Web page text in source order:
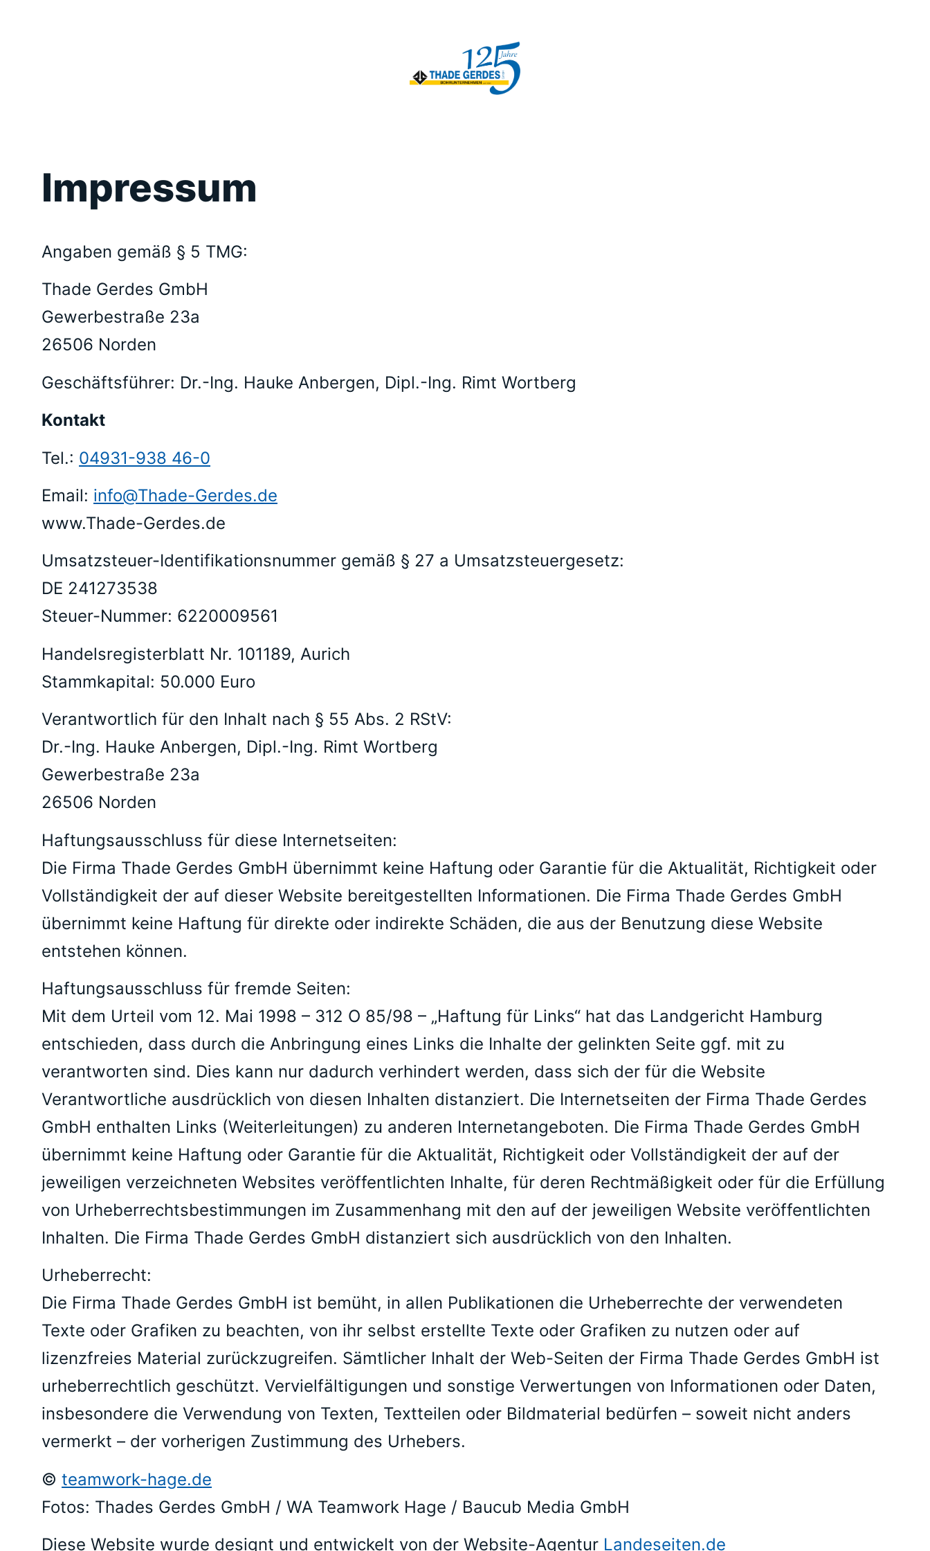
Impressum
Angaben gemäß § 5 TMG:
Thade Gerdes GmbH
Gewerbestraße 23a
26506 Norden
Geschäftsführer: Dr.-Ing. Hauke Anbergen, Dipl.-Ing. Rimt Wortberg
Kontakt
Tel.: 04931-938 46-0
Email: info@Thade-Gerdes.de
www.Thade-Gerdes.de
Umsatzsteuer-Identifikationsnummer gemäß § 27 a Umsatzsteuergesetz:
DE 241273538
Steuer-Nummer: 6220009561
Handelsregisterblatt Nr. 101189, Aurich
Stammkapital: 50.000 Euro
Verantwortlich für den Inhalt nach § 55 Abs. 2 RStV:
Dr.-Ing. Hauke Anbergen, Dipl.-Ing. Rimt Wortberg
Gewerbestraße 23a
26506 Norden
Haftungsausschluss für diese Internetseiten:
Die Firma Thade Gerdes GmbH übernimmt keine Haftung oder Garantie für die Aktualität, Richtigkeit oder
Vollständigkeit der auf dieser Website bereitgestellten Informationen. Die Firma Thade Gerdes GmbH
übernimmt keine Haftung für direkte oder indirekte Schäden, die aus der Benutzung diese Website
entstehen können.
Haftungsausschluss für fremde Seiten:
Mit dem Urteil vom 12. Mai 1998 – 312 O 85/98 – „Haftung für Links“ hat das Landgericht Hamburg
entschieden, dass durch die Anbringung eines Links die Inhalte der gelinkten Seite ggf. mit zu
verantworten sind. Dies kann nur dadurch verhindert werden, dass sich der für die Website
Verantwortliche ausdrücklich von diesen Inhalten distanziert. Die Internetseiten der Firma Thade Gerdes
GmbH enthalten Links (Weiterleitungen) zu anderen Internetangeboten. Die Firma Thade Gerdes GmbH
übernimmt keine Haftung oder Garantie für die Aktualität, Richtigkeit oder Vollständigkeit der auf der
jeweiligen verzeichneten Websites veröffentlichten Inhalte, für deren Rechtmäßigkeit oder für die Erfüllung
von Urheberrechtsbestimmungen im Zusammenhang mit den auf der jeweiligen Website veröffentlichten
Inhalten. Die Firma Thade Gerdes GmbH distanziert sich ausdrücklich von den Inhalten.
Urheberrecht:
Die Firma Thade Gerdes GmbH ist bemüht, in allen Publikationen die Urheberrechte der verwendeten
Texte oder Grafiken zu beachten, von ihr selbst erstellte Texte oder Grafiken zu nutzen oder auf
lizenzfreies Material zurückzugreifen. Sämtlicher Inhalt der Web-Seiten der Firma Thade Gerdes GmbH ist
urheberrechtlich geschützt. Vervielfältigungen und sonstige Verwertungen von Informationen oder Daten,
insbesondere die Verwendung von Texten, Textteilen oder Bildmaterial bedürfen – soweit nicht anders
vermerkt – der vorherigen Zustimmung des Urhebers.
© teamwork-hage.de
Fotos: Thades Gerdes GmbH / WA Teamwork Hage / Baucub Media GmbH
Diese Website wurde designt und entwickelt von der Website-Agentur Landeseiten.de